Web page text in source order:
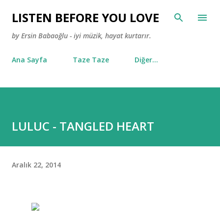
Ana içeriğe atla
LISTEN BEFORE YOU LOVE
by Ersin Babaoğlu - iyi müzik, hayat kurtarır.
Ana Sayfa Taze Taze Diğer…
LULUC - TANGLED HEART
Aralık 22, 2014